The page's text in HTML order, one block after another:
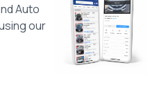
Auto
our